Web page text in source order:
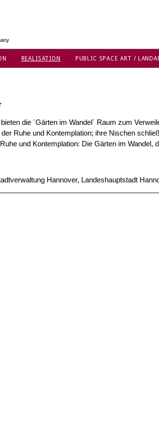
REALISATION PUBLIC SPACE ART /
die ´Gärten im Wandel´ Raum zum
Ruhe und Kontemplation; ihre Nischen
und Kontemplation: Die Gärten im Wandel,
Hannover, Landeshauptstadt